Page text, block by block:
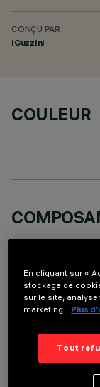
CONÇU PAR
iGuzzini
COULEUR
DONNÉES
En cliquant sur «
stockage de
sur le site,
marketing.
Plus
Tout